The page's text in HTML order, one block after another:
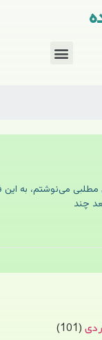
مطلبی می‌نوشتم، به
چند
(101)